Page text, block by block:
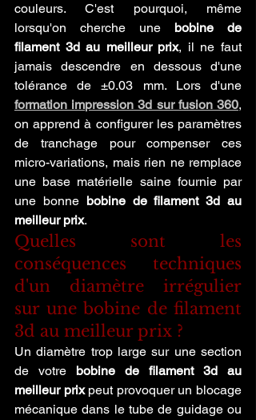
couleurs. C'est pourquoi, même
lorsqu'on cherche une bobine de
filament 3d au meilleur prix, il ne faut
jamais descendre en dessous d'une
formation impression 3d sur fusion 360,
on apprend à configurer les paramètres
de tranchage pour compenser ces
micro-variations, mais rien ne remplace
une base matérielle saine fournie par
une bonne bobine de filament 3d au
meilleur prix.
Quelles sont les
conséquences techniques
d'un diamètre irrégulier
sur une bobine de filament
3d au meilleur prix ?
Un diamètre trop large sur une section
de votre bobine de filament 3d au
meilleur prix peut provoquer un blocage
mécanique dans le tube de guidage ou